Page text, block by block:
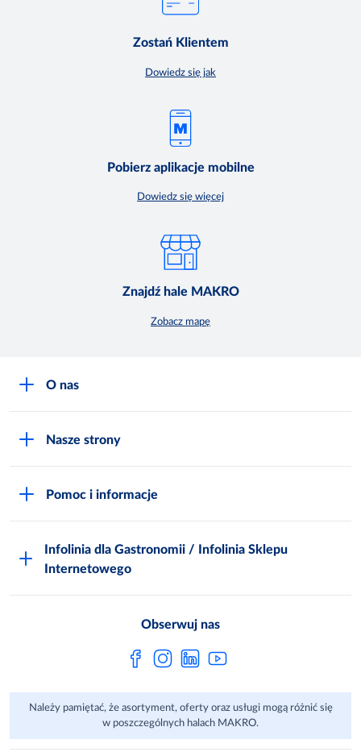
Zostań Klientem
Dowiedz się jak
Pobierz aplikacje mobilne
Dowiedz się więcej
Znajdź hale MAKRO
Zobacz mapę
O nas
Zgłoś naruszenie
Inspektor Ochrony Danych
Metro AG
Sprawozdanie niefinansowe
Nasze strony
Polskie Skarby Kulinarne
Zgody marketingowe
Pomoc i informacje
FAQ
Jak kupować w MAKRO Online
Regulaminy Klienta
Regulaminy akcji promocyjnych
Aplikacje mobilne
Infolinia dla Gastronomii / Infolinia Sklepu
Internetowego
Obserwuj nas
Należy pamiętać, że asortyment, oferty oraz usługi mogą różnić się
w poszczególnych halach MAKRO.